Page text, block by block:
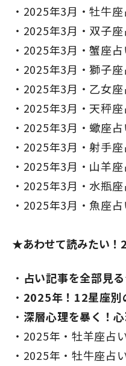
2025年3月・牡牛座
2025年3月・双子座
2025年3月・蟹座占
2025年3月・獅子座
2025年3月・乙女座
2025年3月・天秤座
2025年3月・蠍座占
2025年3月・射手座
2025年3月・山羊座
2025年3月・水瓶座
2025年3月・魚座占
★あわせて読みたい！
占い記事を全部見
2025年！12星座別
深層心理を暴く！
2025年・牡羊座占
2025年・牡牛座占